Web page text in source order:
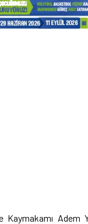
Kaymakamı